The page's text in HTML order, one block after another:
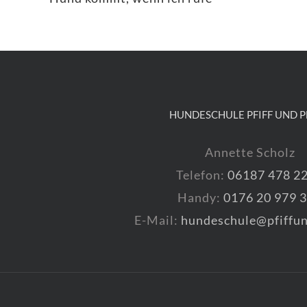
HUNDESCHULE PFIFF UND
Annette Scholz
Telefon: 06187 478
Handy: 0176 20 979
E-Mail: